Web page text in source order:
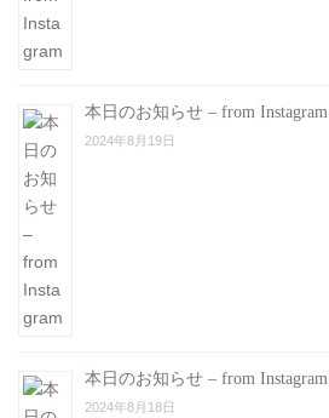
本日のお知らせ – from Instagram
2024年8月19日
本日のお知らせ – from Instagram
2024年8月18日